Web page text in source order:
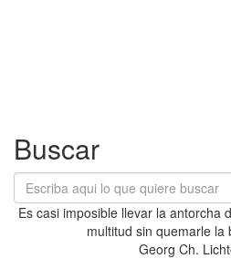
Buscar
Es casi imposible llevar la antorcha
multitud sin quemarle la
Georg Ch.